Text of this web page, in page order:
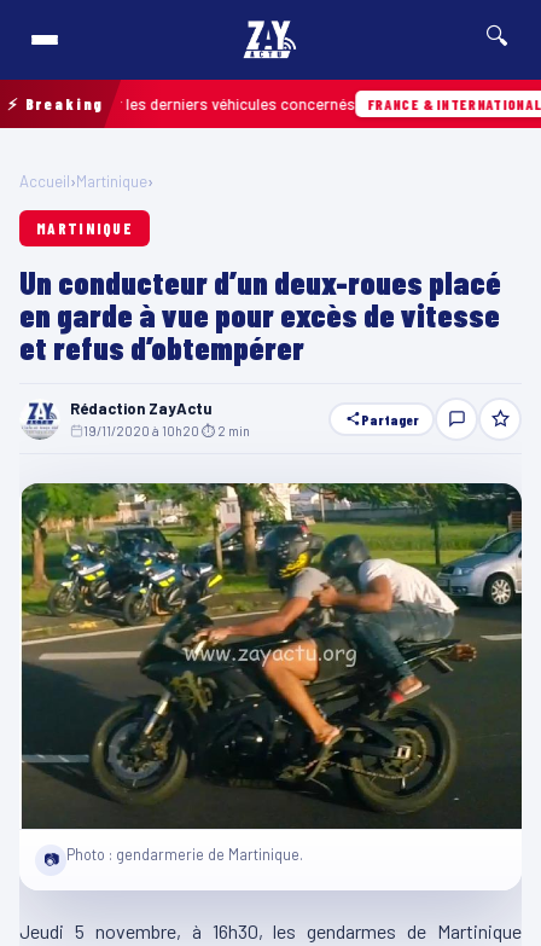
🔍
⚡ Breakingles derniers véhicules concernés FRANCE & INTERNATIONALE
Accueil›Martinique›
MARTINIQUE
Un conducteur d’un deux-roues placé
en garde à vue pour excès de vitesse
et refus d’obtempérer
Rédaction ZayActu
19/11/2020 à 10h20 ⏱ 2 min
Partager
📷 Photo : gendarmerie de Martinique.
Jeudi 5 novembre, à 16h30, les gendarmes de Martinique